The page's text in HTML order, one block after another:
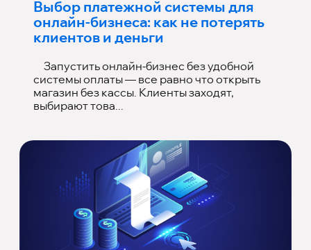
Выбор платежной системы для
онлайн-бизнеса: как не потерять
клиентов и деньги
Запустить онлайн-бизнес без удобной
системы оплаты — все равно что открыть
магазин без кассы. Клиенты заходят,
выбирают това...